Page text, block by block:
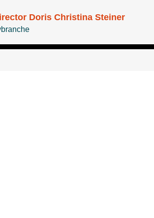
Doris Christina Steiner